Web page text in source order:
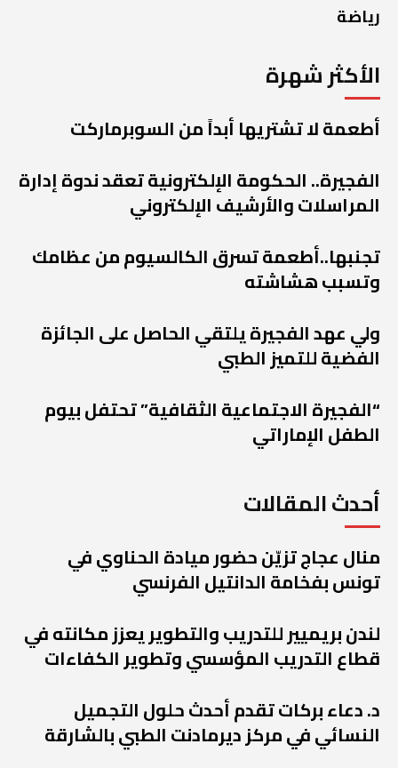
رياضة
الأكثر شهرة
أطعمة لا تشتريها أبداً من السوبرماركت
الفجيرة.. الحكومة الإلكترونية تعقد ندوة إدارة
المراسلات والأرشيف الإلكتروني
تجنبها..أطعمة تسرق الكالسيوم من عظامك
وتسبب هشاشته
ولي عهد الفجيرة يلتقي الحاصل على الجائزة
الفضية للتميز الطبي
“الفجيرة الاجتماعية الثقافية” تحتفل بيوم
الطفل الإماراتي
أحدث المقالات
منال عجاج تزيّن حضور ميادة الحناوي في
تونس بفخامة الدانتيل الفرنسي
لندن بريميير للتدريب والتطوير يعزز مكانته في
قطاع التدريب المؤسسي وتطوير الكفاءات
د. دعاء بركات تقدم أحدث حلول التجميل
النسائي في مركز ديرمادنت الطبي بالشارقة